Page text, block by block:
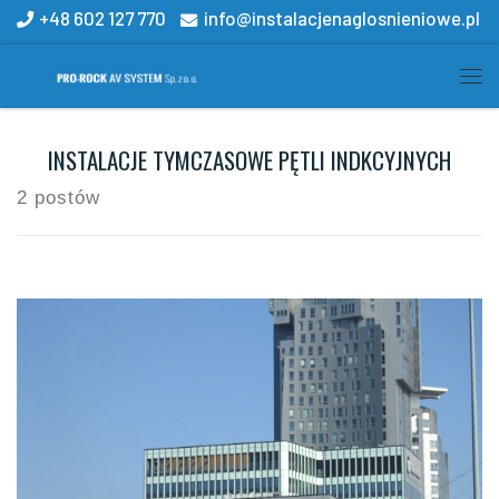
Skip to content
+48 602 127 770 info@instalacjenaglosnieniowe.pl
INSTALACJE TYMCZASOWE PĘTLI INDKCYJNYCH
2 postów